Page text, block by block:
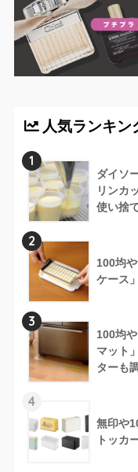
人気ランキン
1
ダイソ
リンカ
使い捨
2
100均
ケース
3
100均
マット
ターも
4
無印や
トッカ